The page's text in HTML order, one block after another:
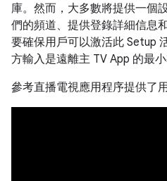
庫。然而，大多數將提供一個
們的頻道、提供登錄詳細信息
要確保用戶可以激活此 Setup
方輸入是遠離主 TV App 的最小
參考直播電視應用程序提供了